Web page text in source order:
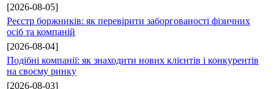
[2026-08-05]
Реєстр боржників: як перевірити заборгованості фізичних
осіб та компаній
[2026-08-04]
Подібні компанії: як знаходити нових клієнтів і конкурентів
на своєму ринку
[2026-08-03]